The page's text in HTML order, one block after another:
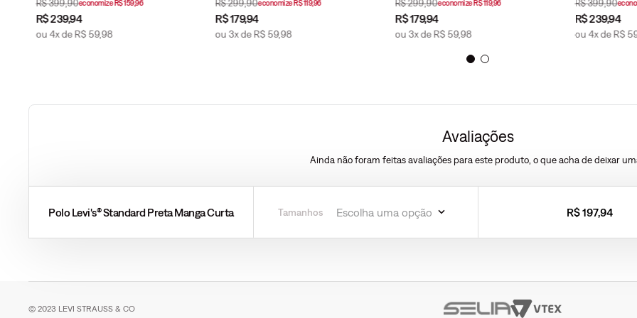
Polo Levi's® Standard Preta Manga Curta Tamanhos Escolha uma opção R$197,94
R$ 399,90economizeR$159,96
R$239,94
ou4x deR$ 59,98
R$ 299,90economizeR$119,96
R$179,94
ou 3x deR$ 59,98
R$ 299,90economizeR$119,96
R$179,94
ou 3x deR$ 59,98
R$ 399,90
R$239,94
ou4x deR$
Avaliações
Ainda não foram feitas avaliações para este produto, o que acha de deixar
© 2023 LEVI STRAUSS & CO